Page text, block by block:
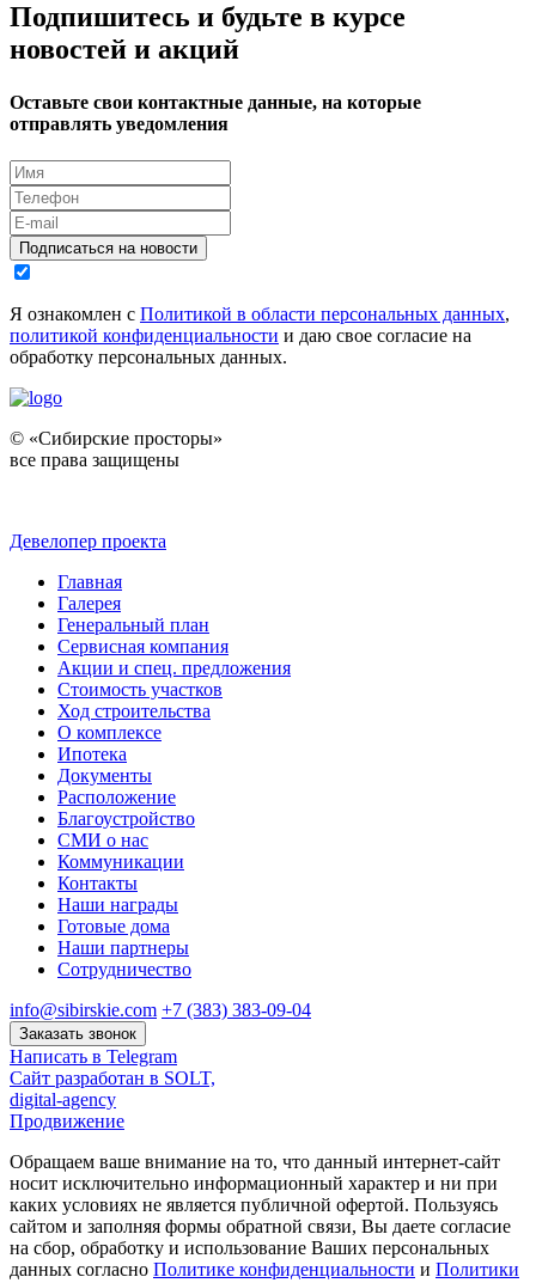
Подпишитесь и будьте в курсе
новостей и акций
Оставьте свои контактные данные, на которые
отправлять уведомления
Подписаться на новости
Я ознакомлен с Политикой в области персональных данных,
политикой конфиденциальности и даю свое согласие на
обработку персональных данных.
© «Сибирские просторы»
все права защищены
Девелопер проекта
Главная
Галерея
Генеральный план
Сервисная компания
Акции и спец. предложения
Стоимость участков
Ход строительства
О комплексе
Ипотека
Документы
Расположение
Благоустройство
СМИ о нас
Коммуникации
Контакты
Наши награды
Готовые дома
Наши партнеры
Сотрудничество
info@sibirskie.com +7 (383) 383-09-04
Заказать звонок
Написать в Telegram
Сайт разработан в SOLT,
digital-agency
Продвижение
Обращаем ваше внимание на то, что данный интернет-сайт
носит исключительно информационный характер и ни при
каких условиях не является публичной офертой. Пользуясь
сайтом и заполняя формы обратной связи, Вы даете согласие
на сбор, обработку и использование Ваших персональных
данных согласно Политике конфиденциальности и Политики